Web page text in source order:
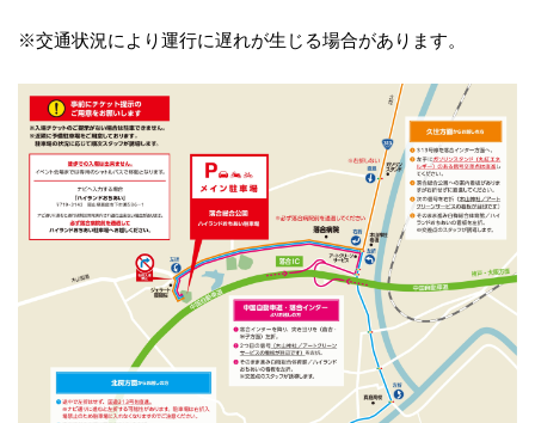
※交通状況により運行に遅れが生じる場合があります。